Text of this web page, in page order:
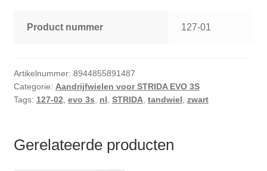
Product nummer 127-01
Artikelnummer: 8944855891487
Categorie: Aandrijfwielen voor STRIDA EVO 3S
Tags: 127-02 evo 3s nl STRIDA, tandwiel zwart
Gerelateerde producten